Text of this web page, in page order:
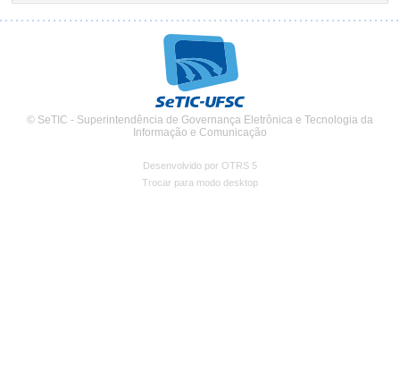
© SeTIC - Superintendência de Governança Eletrônica e Tecnologia da
Informação e Comunicação
Desenvolvido por OTRS 5
Trocar para modo desktop